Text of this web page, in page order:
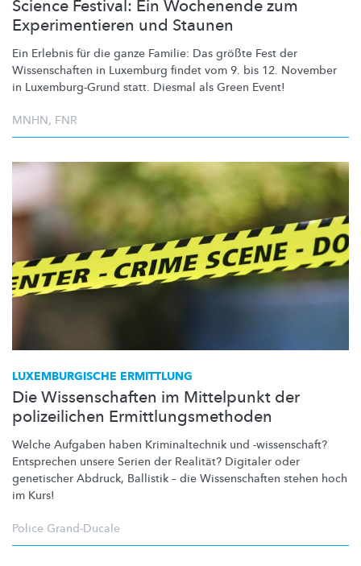
Science Festival: Ein Wochenende zum
Experimentieren und Staunen
Ein Erlebnis für die ganze Familie: Das größte Fest der
Wissenschaften in Luxemburg findet vom 9. bis 12. November
in Luxemburg-Grund statt. Diesmal als Green Event!
MNHN, FNR
LUXEMBURGISCHE ERMITTLUNG
Die Wissenschaften im Mittelpunkt der
polizeilichen Ermittlungsmethoden
Welche Aufgaben haben Kriminaltechnik und -wissenschaft?
Entsprechen unsere Serien der Realität? Digitaler oder
genetischer Abdruck, Ballistik – die Wissenschaften stehen hoch
im Kurs!
Police Grand-Ducale